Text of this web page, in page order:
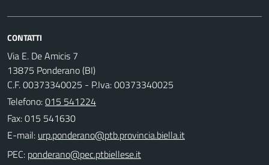
CONTATTI
Via E. De Amicis 7
13875 Ponderano (BI)
C.F. 00373340025 - P.Iva: 00373340025
Telefono:015 541224
Fax: 015 541630
E-mail:
PEC: